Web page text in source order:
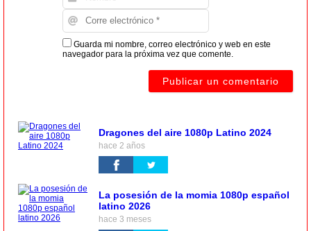
Guarda mi nombre, correo electrónico y web en este
navegador para la próxima vez que comente.
Dragones del aire 1080p Latino 2024
hace 2 años
La posesión de la momia 1080p español
latino 2026
hace 3 meses